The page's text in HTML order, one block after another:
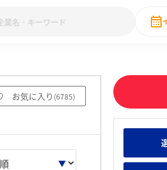
みんなの新卒就職人気企業ランキ
28卒 IT・DX現場社員インタビ
お気に入り (6785)